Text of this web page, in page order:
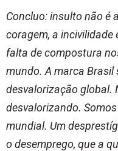
Concluo: insulto não é
coragem, a incivilidade
falta de compostura
mundo. A marca
desvalorização global.
desvalorizando.
mundial. Um
o desemprego, que a